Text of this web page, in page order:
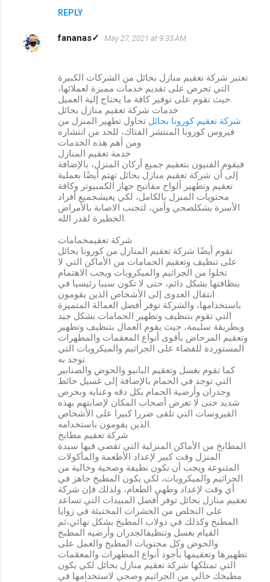
REPLY
fananas✓ May 27, 2021 at 9:33 AM
تعتبر شركة تعقيم منازل بحائل من الشركات الكبيرة
التي تحرص على تقديم خدمات مميزة لعملائها،
خدمات شركة تعقيم منازل بحائل
شركة تعقيم كورونا بحائل تحاول تطهير المنزل من
فيروس كورونا المنتشر الفتاك، للحد من انتشاره
ومن أهم هذه الخدمات
خدمة تعقيم المنازل
فيقوم الفنيون بتعقيم جميع أركان المنزل، بالإضافة
إلى أن شركة تعقيم منازل بحائل تهتم أيضًا بعملية
تعقيم وتطهير ألواح مفاتيح جهاز الكمبيوتر وكافة
محتويات المنزل بالكامل، لكي يعيشجميع أفراد
الأسرة بشكلصحي وأمن، لتجنب الاصابة بالأمراض
شركة تعقيمحمامات
تقوم أيضًا شركة تعقيم المنازل من كورونا بحائل
على تنظيف وتعقيم الحمامات من الأماكن التي لا
تخلوا من الجراثيم والميكروبات ويجب الاهتمام
بنظافتها بشكل دائم، حتى لا تكون سببا رئيسيا في
انتقال العدوى إلى الأشخاص الذين يقومون
باستخدامها، والشركة توفر أفضل العمالة المتميزة
التي تقوم بتنظيف وتطهير الحمامات بشكل جيد
وبطريقة سليمة، حيث يقوم العمال بتنظيف وتطهير
وتعقيم المرحاض بأقوى أنواع المعقمات والمطهرات
المستوردة للقضاء على الجراثيم والميكروبات التي
كما تقوم بغسل وتعقيم البانيو والحوض والصنابير
التي توجد في الحمام بالإضافة إلى غسيل حائط
وجدران وأرضية الحمام بكل دقه وعنايه وبحرص
شديد حتى لا تعرض أصحاب المكان لإصابتهم بهذه
الفيروسات التي تلقى ضررا كبيرا على الأشخاص
شركة تعقيم مطابخ
المطابخ من الأماكن المنزلية التي تقضي فيها سيدة
المنزل وقت كبير لإعداد الأطعمة والمأكولات
المتنوعة ويجب أن تكون نظيفة وصحية وخالية من
الجراثيم والميكروبات، لكي يكون المطبخ جاهز في
أي وقت لإعداد وطهي الطعام، ولذلك فإن شركة
تعقيم منازل بحائل توفر أفضل المبيدات التي تساعد
على التخلص من الحشرات المختبئة في زوايا
المطبخ وكذلك في دولاب المطبخ بشكل نهائي،ثم
القيام بغسل وتنظيفالجدران وأرضيه المطبخ
والحوض وكل محتويات المطبخ والعمل على
تطهيرها وتعقيمها بأجود أنواع المطهرات والمعقمات
التي تمتلكها شركة تعقيم منازل بحائل لكي يكون
مطبخك خالي من الجراثيم وصحي لاستخدامها في